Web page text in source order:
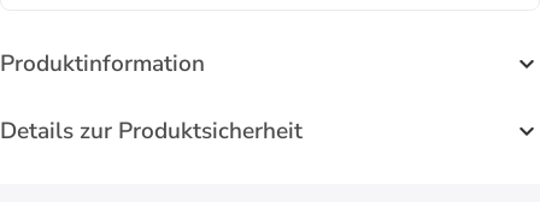
Produktinformation
Details zur Produktsicherheit